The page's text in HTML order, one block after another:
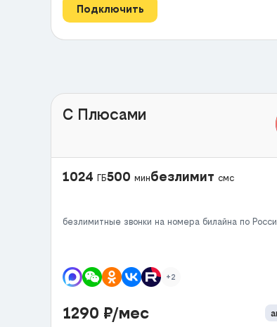
Подключить
С Плюсами
1024 ГБ500 минбезлимит смс
безлимитные звонки на номера билайна по
+2
1290 ₽/мес